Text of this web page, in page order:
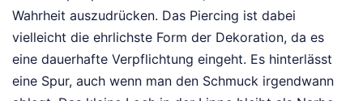
Wahrheit auszudrücken. Das Piercing ist dabei
vielleicht die ehrlichste Form der Dekoration, da es
eine dauerhafte Verpflichtung eingeht. Es hinterlässt
eine Spur, auch wenn man den Schmuck irgendwann